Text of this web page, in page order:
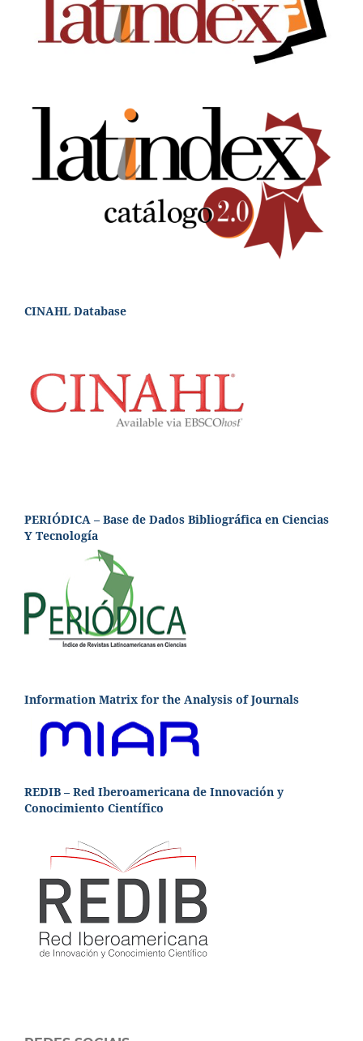
CINAHL Database
PERIÓDICA – Base de Dados Bibliográfica en Ciencias
Y Tecnología
Information Matrix for the Analysis of Journals
REDIB – Red Iberoamericana de Innovación y
Conocimiento Científico